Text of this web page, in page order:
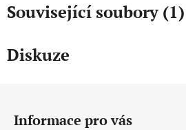
Související soubory (1)
Diskuze
Informace pro vás